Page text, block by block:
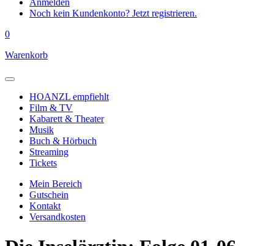
Anmelden
Noch kein Kundenkonto? Jetzt registrieren.
0
Warenkorb
HOANZL empfiehlt
Film & TV
Kabarett & Theater
Musik
Buch & Hörbuch
Streaming
Tickets
Mein Bereich
Gutschein
Kontakt
Versandkosten